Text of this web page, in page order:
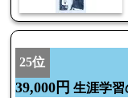
25位
39,000円 生涯学習